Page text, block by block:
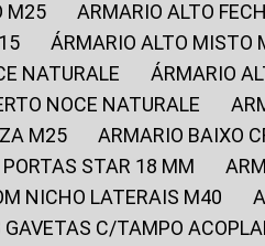
M25
ARMARIO ALTO
ÁRMARIO ALTO MISTO
NATURALE
ÁRMARIO
NOCE NATURALE
M25
ARMARIO BAIXO
PORTAS STAR 18 MM
NICHO LATERAIS M40
GAVETAS C/TAMPO